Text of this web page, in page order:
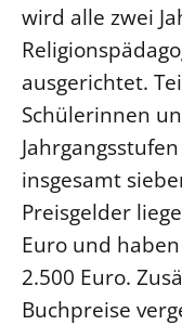
wird alle zwei
ausgerichtet.
Schülerinnen
insgesamt
Preisgelder
Euro und
2.500 Euro.
Buchpreise